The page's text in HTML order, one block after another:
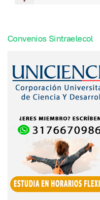
Convenios Sintraelecol